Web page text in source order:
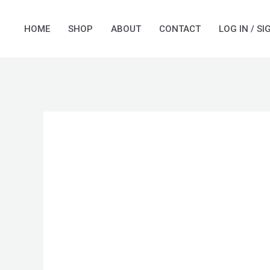
HOME SHOP ABOUT CONTACT LOG IN /